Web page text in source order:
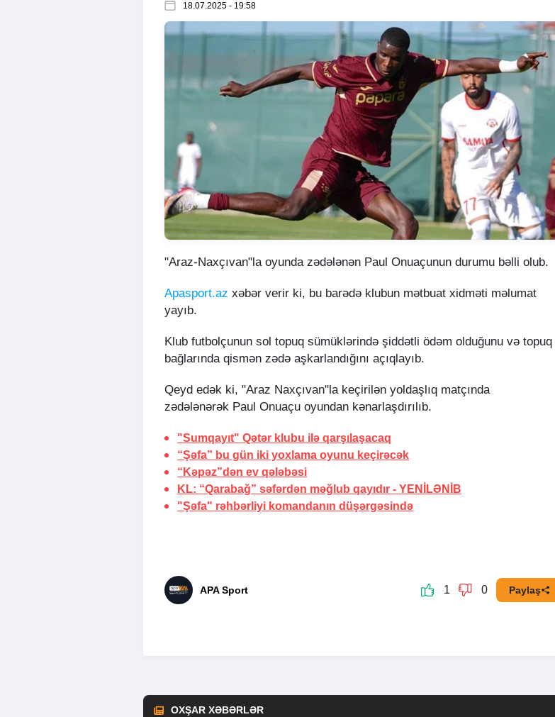
18.07.2025 - 19:58
"Araz-Naxçıvan"la oyunda zədələnən Paul Onuaçunun durumu bəlli olub.
Apasport.az xəbər verir ki, bu barədə klubun mətbuat xidməti məlumat
yayıb.
Klub futbolçunun sol topuq sümüklərində şiddətli ödəm olduğunu və topuq
bağlarında qismən zədə aşkarlandığını açıqlayıb.
Qeyd edək ki, "Araz Naxçıvan"la keçirilən yoldaşlıq matçında
zədələnərək Paul Onuaçu oyundan kənarlaşdırılıb.
"Sumqayıt" Qətər klubu ilə qarşılaşacaq
“Şəfa” bu gün iki yoxlama oyunu keçirəcək
“Kəpəz”dən ev qələbəsi
KL: “Qarabağ” səfərdən məğlub qayıdır - YENİLƏNİB
"Şəfa" rəhbərliyi komandanın düşərgəsində
APA Sport 1 0 Paylaş
OXŞAR XƏBƏRLƏR